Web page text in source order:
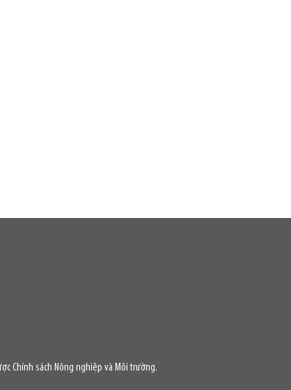
Chính sách Nông nghiệp và Môi trường.